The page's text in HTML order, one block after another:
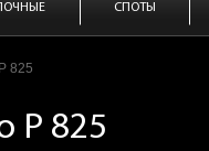
СПОТЫ
825
P 825